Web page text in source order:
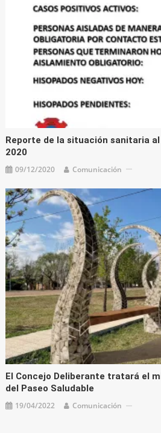
Reporte de la situación sanitaria
2020
09/12/2020 Comunicación
El Concejo Deliberante tratará el
del Paseo Saludable
19/04/2022 Comunicación